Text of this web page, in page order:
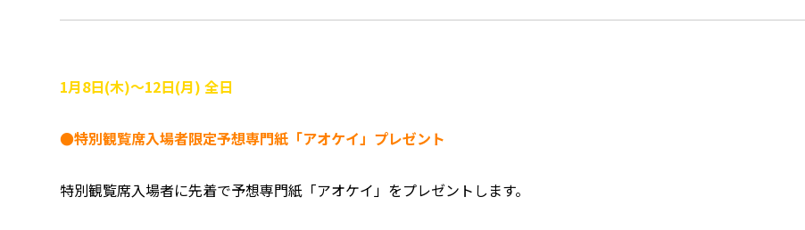
1月8日(木)～12日(月) 全日
●特別観覧席入場者限定予想専門紙「アオケイ」プレゼント
特別観覧席入場者に先着で予想専門紙「アオケイ」をプレゼントします。